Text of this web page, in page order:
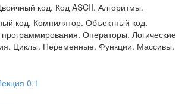
код. Код ASCII. Алгоритмы.
код. Компилятор. Объектный код.
Операторы. Логические
Циклы. Переменные. Функции. Массивы.
0-1